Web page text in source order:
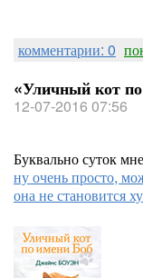
комментарии: 0
«Уличный кот
12-07-2016 07:56
Буквально суток
ну очень просто,
она не становится